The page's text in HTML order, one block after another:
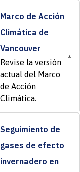
Marco de Acción
Climática de
Vancouver
Revise la versión
actual del Marco
de Acción
Climática.
Seguimiento de
gases de efecto
invernadero en